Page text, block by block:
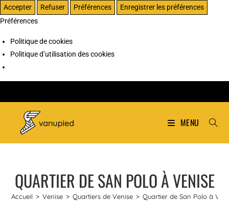
Accepter Refuser Préférences
Enregistrer les préférences
Préférences
Politique de cookies
Politique d’utilisation des cookies
MENU
QUARTIER DE SAN POLO À VENISE
Accueil > Venise > Quartiers de Venise > Quartier de San Polo à